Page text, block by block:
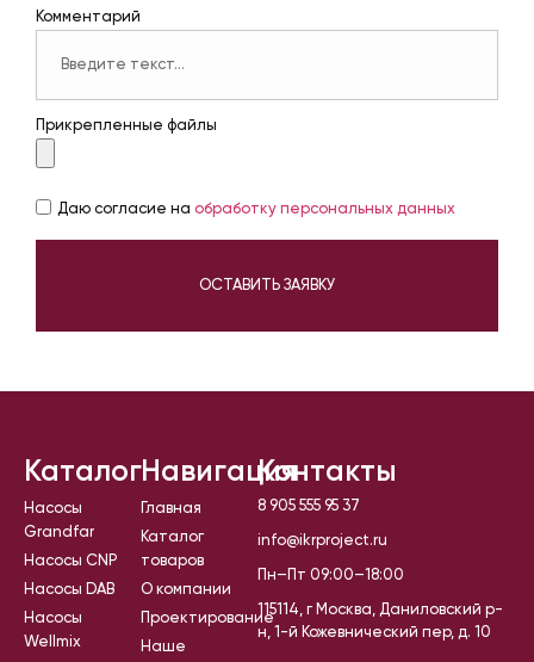
Комментарий
Прикрепленные файлы
Даю согласие на обработку персональных данных
ОСТАВИТЬ ЗАЯВКУ
Каталог
Насосы
Grandfar
Насосы CNP
Насосы DAB
Насосы
Wellmix
Навигация
Главная
Каталог
товаров
О компании
Проектирование
Наше
Контакты
8 905 555 95 37
info@ikrproject.ru
Пн–Пт 09:00–18:00
115114, г Москва, Даниловский р-
н, 1-й Кожевнический пер, д. 10